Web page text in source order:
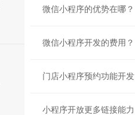
微信小程序的优势在哪？
微信小程序开发的费用？
门店小程序预约功能开发
小程序开放更多链接能力